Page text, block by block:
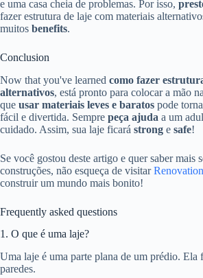
e uma casa cheia de problemas. Por isso,
fazer estrutura de laje com materiais
muitos benefits.
Conclusion
Now that you've learned como fazer
alternativos, está pronto para colocar a mão
que usar materiais leves e baratos pode
fácil e divertida. Sempre peça ajuda a um
cuidado. Assim, sua laje ficará strong e safe!
Se você gostou deste artigo e quer saber mais
construções, não esqueça de visitar
construir um mundo mais bonito!
Frequently asked questions
1. O que é uma laje?
Uma laje é uma parte plana de um prédio. Ela
paredes.